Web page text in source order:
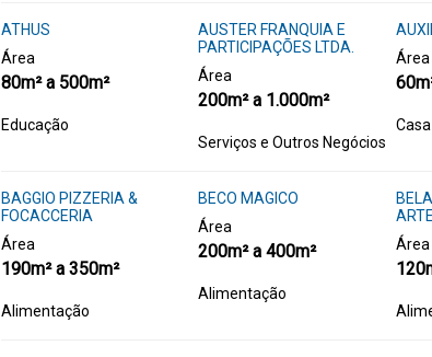
ATHUS
Área
80m² a 500m²
Educação
AUSTER FRANQUIA E
PARTICIPAÇÕES LTDA.
Área
200m² a 1.000m²
Serviços e Outros Negócios
Área
BAGGIO PIZZERIA &
FOCACCERIA
Área
190m² a 350m²
Alimentação
BECO MAGICO
Área
200m² a 400m²
Alimentação
Área